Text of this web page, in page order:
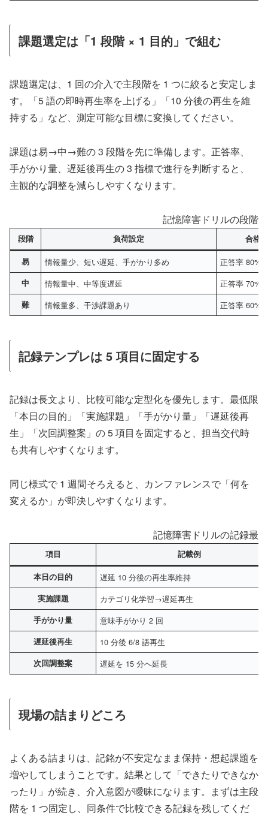
課題選定は「1 段階 × 1 目的」で組む
課題選定は、1 回の介入で主段階を 1 つに絞ると安定しま
す。「5 語の即時再生率を上げる」「10 分後の再生を維
持する」など、測定可能な目標に変換してください。
課題は易→中→難の 3 段階を先に準備します。正答率、
手がかり量、遅延後再生の 3 指標で進行を判断すると、
主観的な調整を減らしやすくなります。
記憶障害ドリルの段階
段階 負荷設定 合格
易 情報量少、短い遅延、手がかり多め 正答率 80%
中 情報量中、中等度遅延 正答率 70%
難 情報量多、干渉課題あり 正答率 60%
記録テンプレは 5 項目に固定する
記録は長文より、比較可能な定型化を優先します。最低限
「本日の目的」「実施課題」「手がかり量」「遅延後再
生」「次回調整案」の 5 項目を固定すると、担当交代時
も共有しやすくなります。
同じ様式で 1 週間そろえると、カンファレンスで「何を
変えるか」が即決しやすくなります。
記憶障害ドリルの記録最
項目 記載例
本日の目的 遅延 10 分後の再生率維持
実施課題 カテゴリ化学習→遅延再生
手がかり量 意味手がかり 2 回
遅延後再生 10 分後 6/8 語再生
次回調整案 遅延を 15 分へ延長
現場の詰まりどころ
よくある詰まりは、記銘が不安定なまま保持・想起課題を
増やしてしまうことです。結果として「できたりできなか
ったり」が続き、介入意図が曖昧になります。まずは主段
階を 1 つ固定し、同条件で比較できる記録を残してくだ